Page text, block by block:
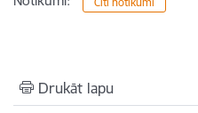
Drukāt lapu